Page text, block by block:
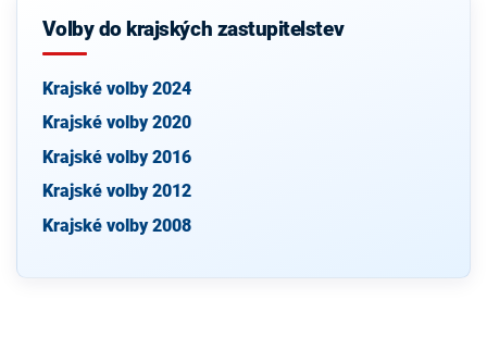
Volby do krajských zastupitelstev
Krajské volby 2024
Krajské volby 2020
Krajské volby 2016
Krajské volby 2012
Krajské volby 2008